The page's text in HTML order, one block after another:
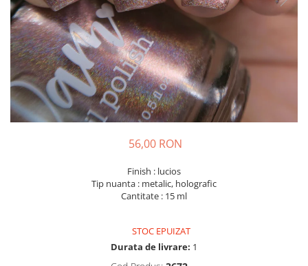
56,00 RON
Finish : lucios
Tip nuanta : metalic, holografic
Cantitate : 15 ml
STOC EPUIZAT
Durata de livrare: 1